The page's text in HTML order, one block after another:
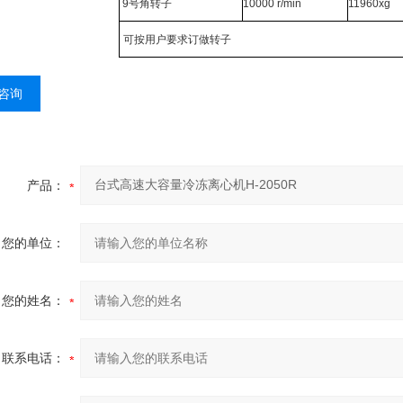
9号角转子 10000 r/min 11960xg
可按用户要求订做转子
询
产品：
您的单位：
您的姓名：
联系电话：